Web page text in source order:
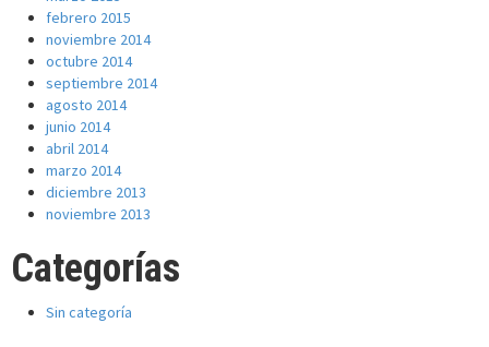
febrero 2015
noviembre 2014
octubre 2014
septiembre 2014
agosto 2014
junio 2014
abril 2014
marzo 2014
diciembre 2013
noviembre 2013
Categorías
Sin categoría